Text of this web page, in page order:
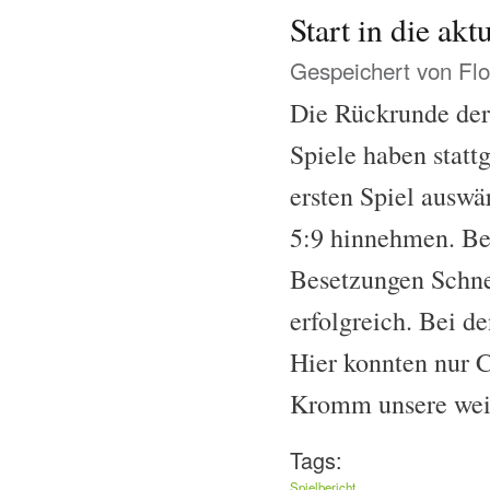
Start in die
Gespeichert von Flo
Die Rückrunde
Spiele haben
ersten Spiel
5:9 hinnehmen.
Besetzungen
erfolgreich. Bei
Hier konnten nur
Kromm unsere
Tags:
Spielbericht